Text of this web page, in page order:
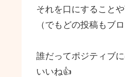
それを口にすること
（でもどの投稿もブ
誰だってポジティブ
いいね👍